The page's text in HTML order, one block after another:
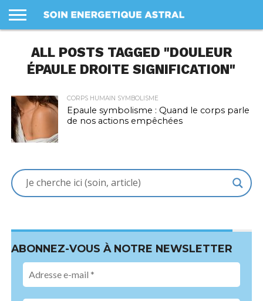
SOINS
PANIER
MON
COMPTE
PROFIL
CONDITIONS
GÉNÉRALES
DE VENTE
ALL POSTS TAGGED "DOULEUR
ÉPAULE DROITE SIGNIFICATION"
CORPS HUMAIN SYMBOLISME
Epaule symbolisme : Quand le corps parle
de nos actions empêchées
ABONNEZ-VOUS À NOTRE NEWSLETTER